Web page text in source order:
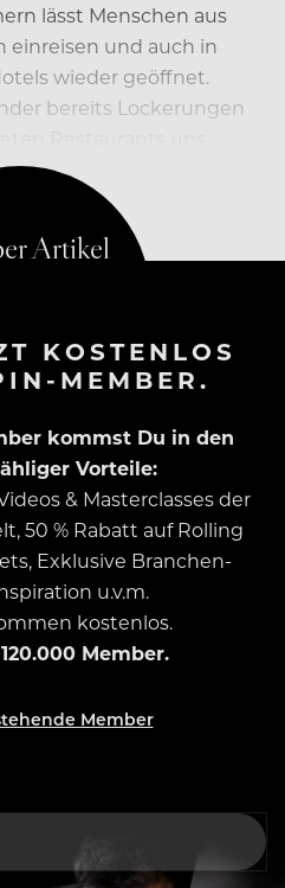
lässt Menschen aus
einreisen und auch in
wieder geöffnet.
bereits Lockerungen
KOSTENLOS
MEMBER.
kommst Du in den
Vorteile:
& Masterclasses der
50 % Rabatt auf Rolling
Exklusive Branchen-
u.v.m.
kostenlos.
Member.
Member